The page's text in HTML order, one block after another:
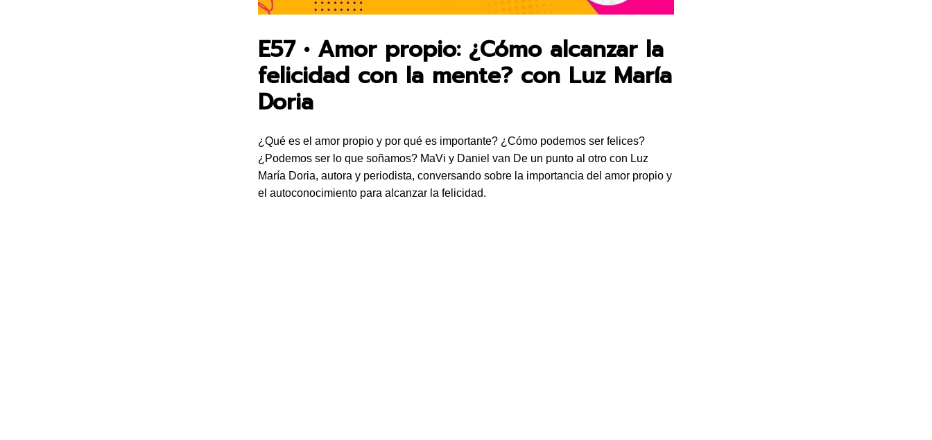
E57 • Amor propio: ¿Cómo alcanzar la
felicidad con la mente? con Luz María
Doria
¿Qué es el amor propio y por qué es importante? ¿Cómo podemos ser felices?
¿Podemos ser lo que soñamos? MaVi y Daniel van De un punto al otro con Luz
María Doria, autora y periodista, conversando sobre la importancia del amor propio y
el autoconocimiento para alcanzar la felicidad.